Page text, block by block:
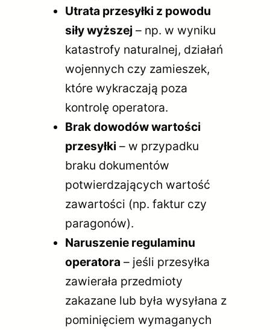
Utrata przesyłki z powodu
siły wyższej – np. w wyniku
katastrofy naturalnej, działań
wojennych czy zamieszek,
które wykraczają poza
kontrolę operatora.
Brak dowodów wartości
przesyłki – w przypadku
braku dokumentów
potwierdzających wartość
zawartości (np. faktur czy
paragonów).
Naruszenie regulaminu
operatora – jeśli przesyłka
zawierała przedmioty
zakazane lub była wysyłana z
pominięciem wymaganych